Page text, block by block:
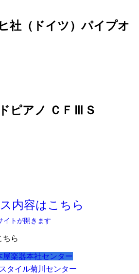
社（ドイツ）パイプオ
ピアノ ＣＦⅢＳ
内容はこちら
イトが開きます
ちら
屋楽器本社センター
タイル菊川センター